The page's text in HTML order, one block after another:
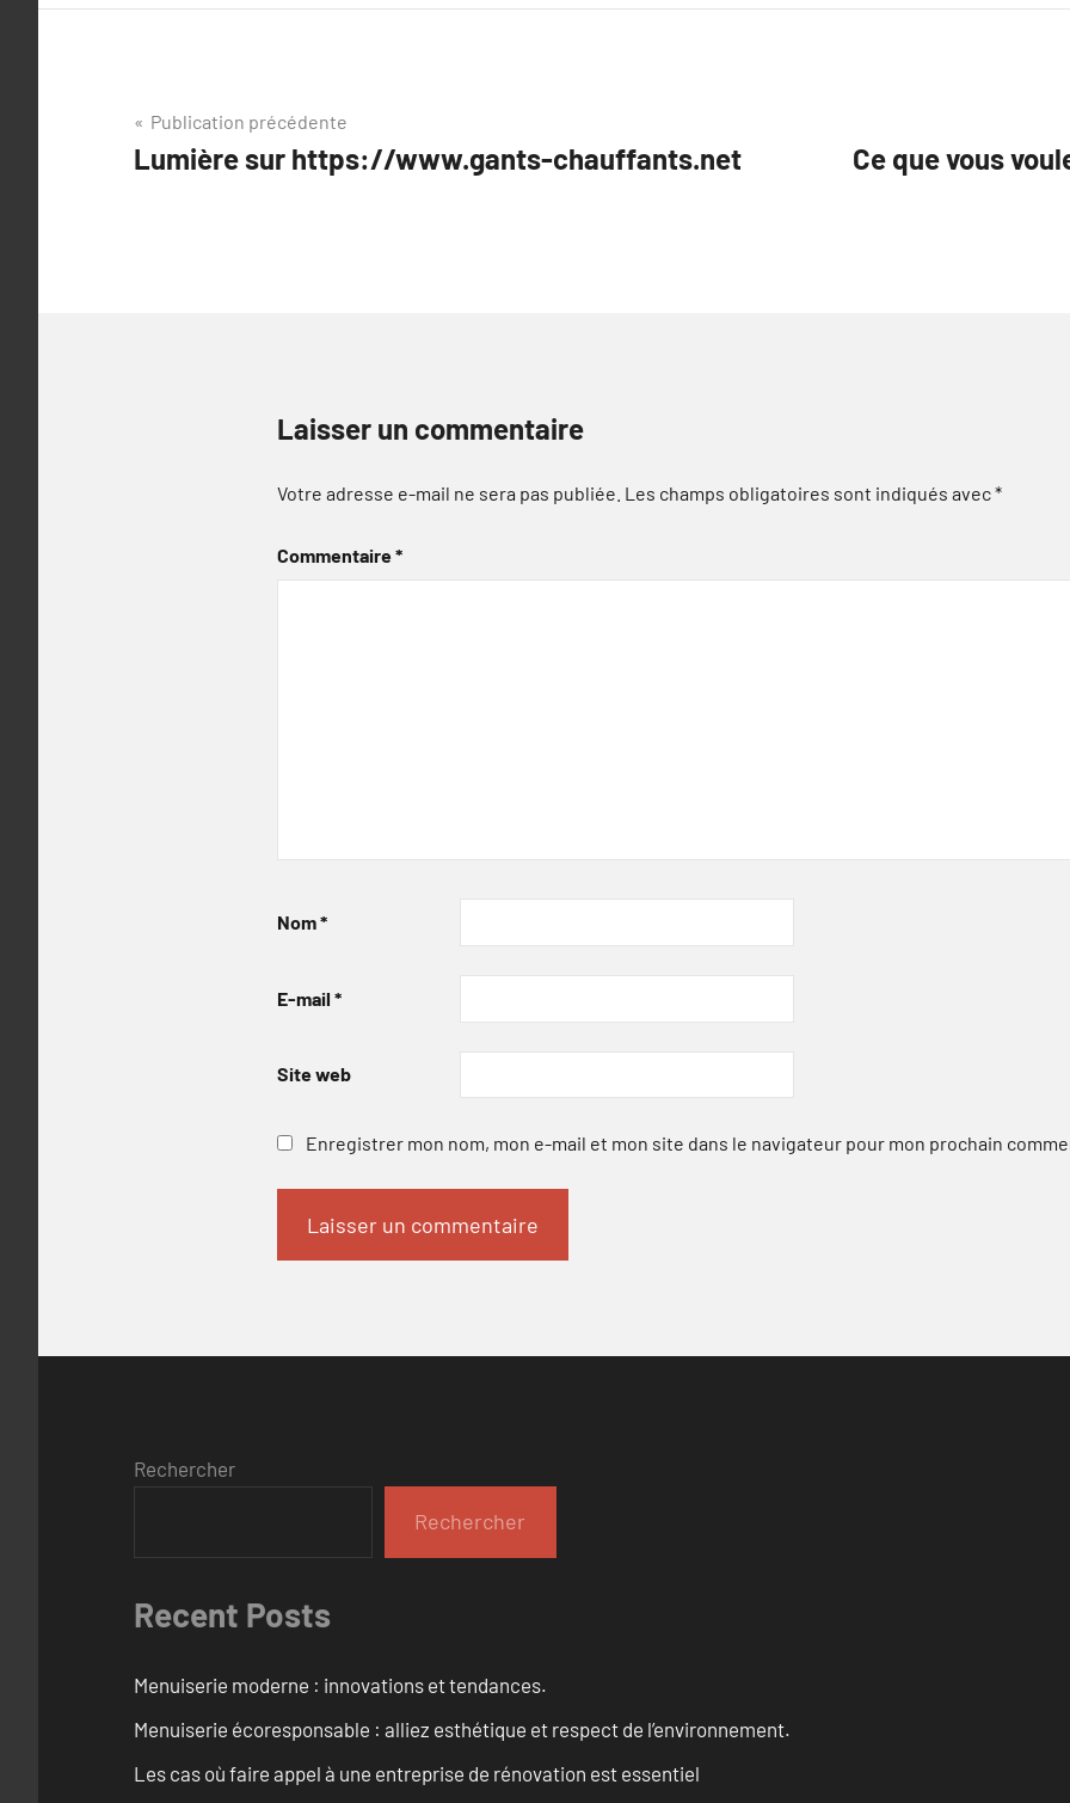
Navigation
de
Publication précédente
Lumière sur https://www.gants-chauffants.net
Ce que vous
Laisser un commentaire
Votre adresse e-mail ne sera pas publiée. Les champs obligatoires sont indiqués avec*
Commentaire*
Nom*
E-mail *
Site web
Enregistrer mon nom, mon e-mail et mon site dans le navigateur pour mon prochain
Rechercher
Rechercher
Recent Posts
Menuiserie moderne : innovations et tendances.
Menuiserie écoresponsable : alliez esthétique et respect de l’environnement.
Les cas où faire appel à une entreprise de rénovation est essentiel